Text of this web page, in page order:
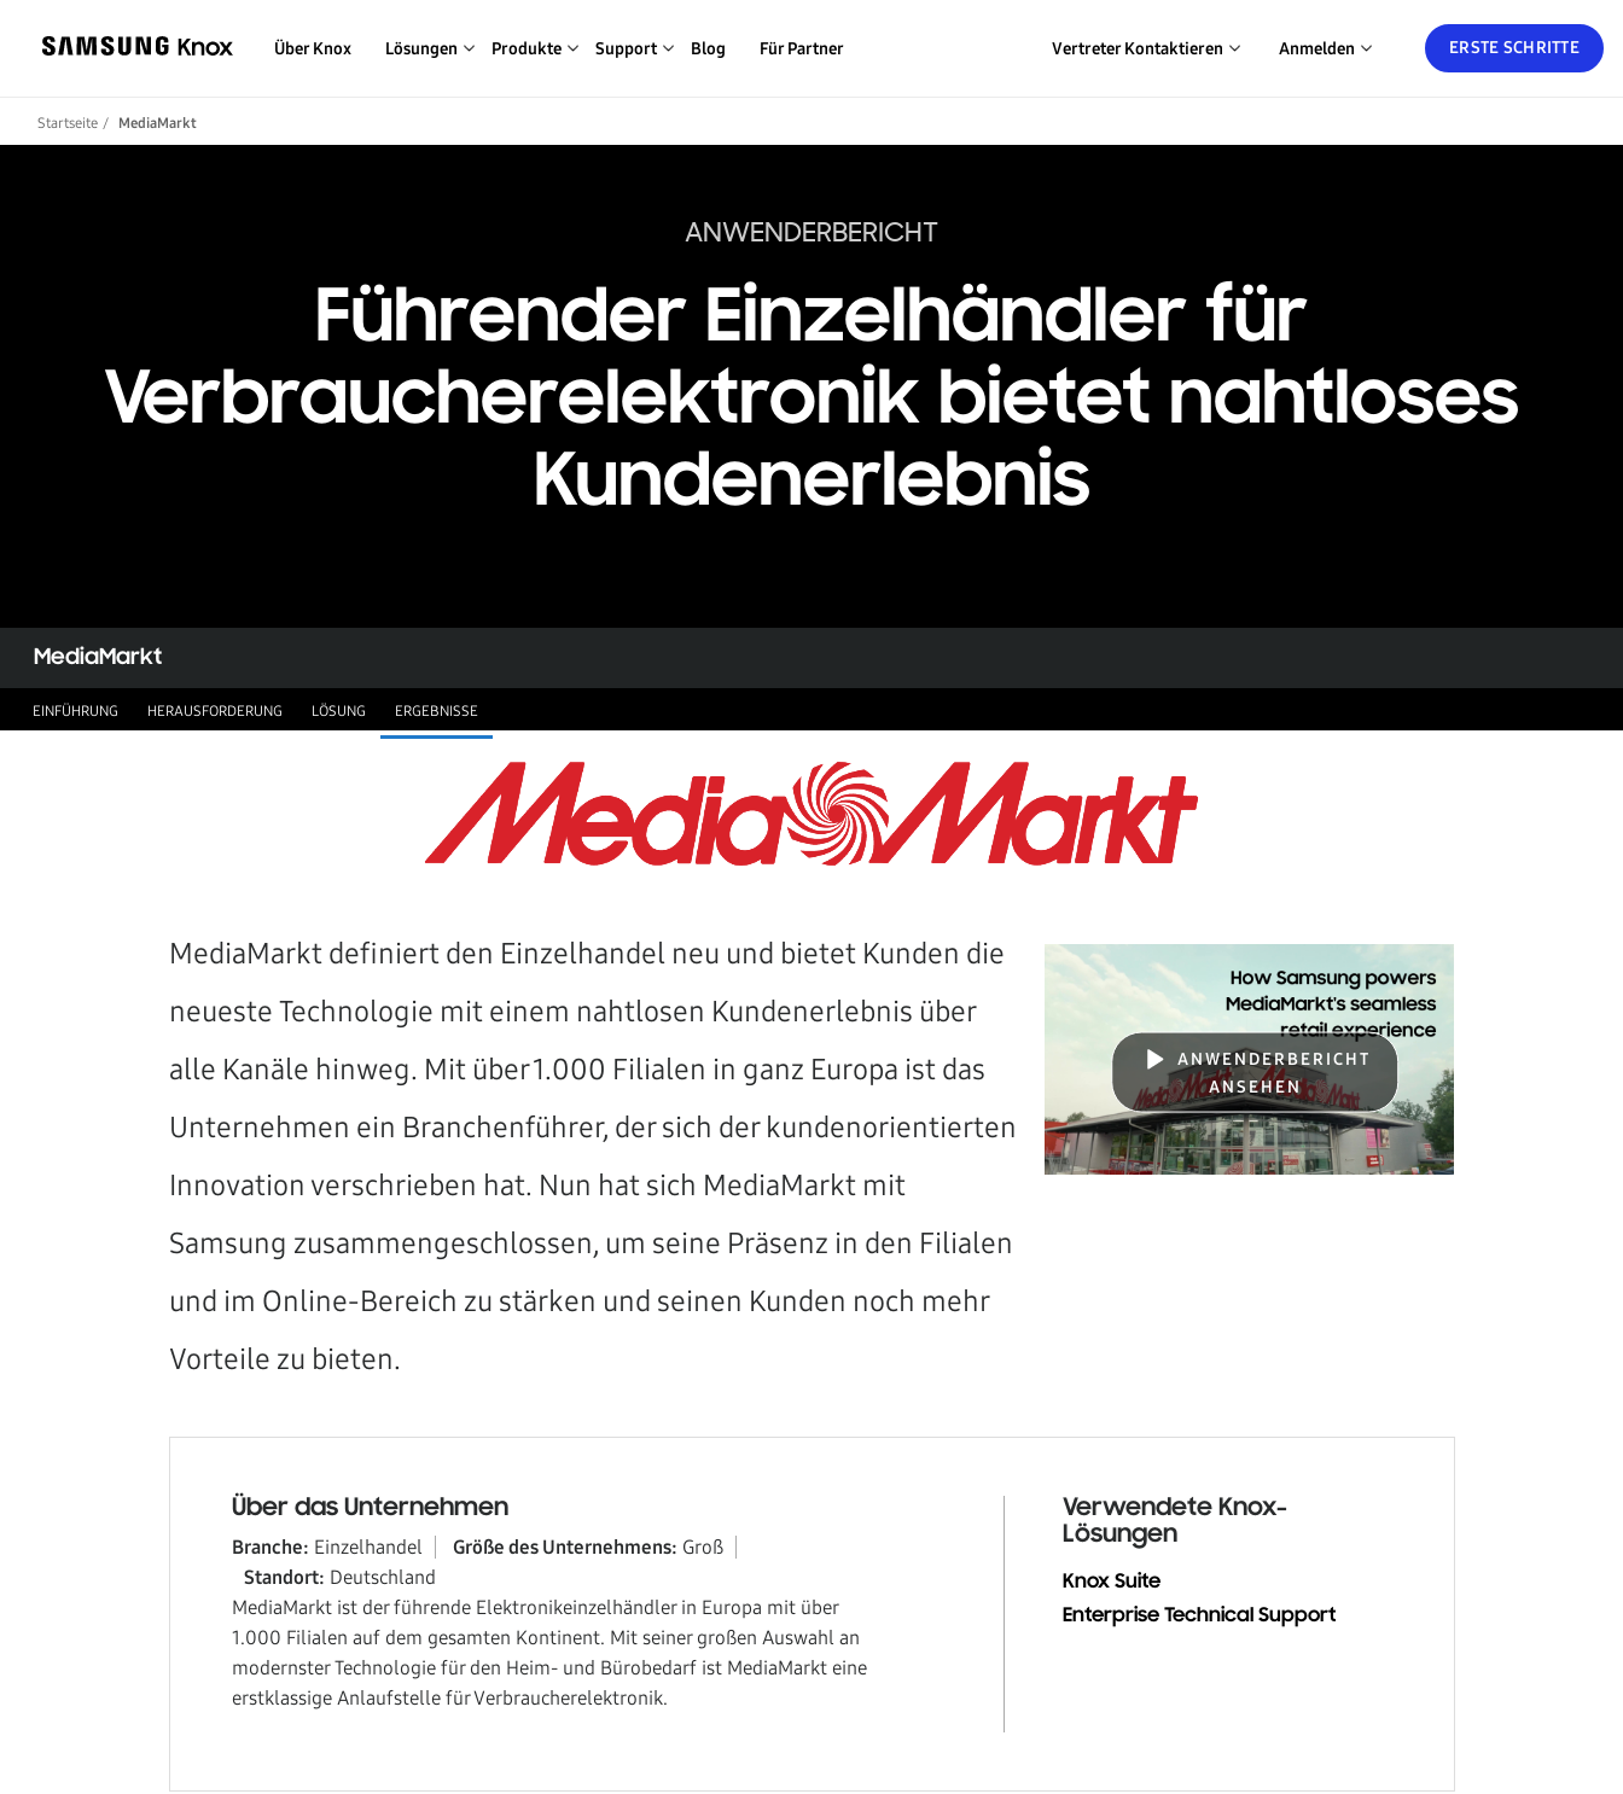
ERSTE SCHRITTE
Über Knox Lösungen Produkte Support Blog Für Partner Vertreter Kontaktieren Anmelden
Startseite MediaMarkt
ANWENDERBERICHT
Führender Einzelhändler für
Verbraucherelektronik bietet nahtloses
Kundenerlebnis
MediaMarkt
EINFÜHRUNG HERAUSFORDERUNG LÖSUNG ERGEBNISSE
MediaMarkt definiert den Einzelhandel neu und bietet Kunden die
neueste Technologie mit einem nahtlosen Kundenerlebnis über
alle Kanäle hinweg. Mit über 1.000 Filialen in ganz Europa ist das
Unternehmen ein Branchenführer, der sich der kundenorientierten
Innovation verschrieben hat. Nun hat sich MediaMarkt mit
Samsung zusammengeschlossen, um seine Präsenz in den Filialen
und im Online-Bereich zu stärken und seinen Kunden noch mehr
Vorteile zu bieten.
ANWENDERBERICHT
ANSEHEN
Über das Unternehmen
Branche: Einzelhandel Größe des Unternehmens: Groß
Standort: Deutschland
MediaMarkt ist der führende Elektronikeinzelhändler in Europa mit über
1.000 Filialen auf dem gesamten Kontinent. Mit seiner großen Auswahl an
modernster Technologie für den Heim- und Bürobedarf ist MediaMarkt eine
erstklassige Anlaufstelle für Verbraucherelektronik.
Verwendete Knox-
Lösungen
Knox Suite
Enterprise Technical Support